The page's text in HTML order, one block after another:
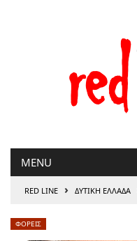
MENU
RED LINE › ΔΥΤΙΚΗ ΕΛΛΑΔΑ
ΦΟΡΕΙΣ